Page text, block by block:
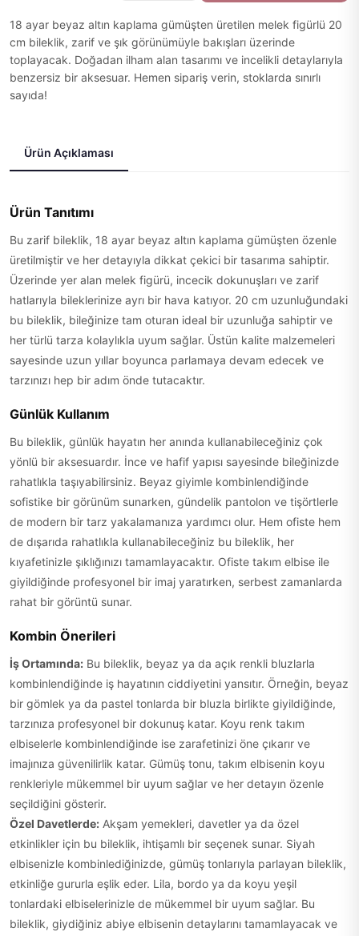
18 ayar beyaz altın kaplama gümüşten üretilen melek figürlü 20
cm bileklik, zarif ve şık görünümüyle bakışları üzerinde
toplayacak. Doğadan ilham alan tasarımı ve incelikli detaylarıyla
benzersiz bir aksesuar. Hemen sipariş verin, stoklarda sınırlı
sayıda!
Ürün Açıklaması
Ürün Tanıtımı
Bu zarif bileklik, 18 ayar beyaz altın kaplama gümüşten özenle
üretilmiştir ve her detayıyla dikkat çekici bir tasarıma sahiptir.
Üzerinde yer alan melek figürü, incecik dokunuşları ve zarif
hatlarıyla bileklerinize ayrı bir hava katıyor. 20 cm uzunluğundaki
bu bileklik, bileğinize tam oturan ideal bir uzunluğa sahiptir ve
her türlü tarza kolaylıkla uyum sağlar. Üstün kalite malzemeleri
sayesinde uzun yıllar boyunca parlamaya devam edecek ve
tarzınızı hep bir adım önde tutacaktır.
Günlük Kullanım
Bu bileklik, günlük hayatın her anında kullanabileceğiniz çok
yönlü bir aksesuardır. İnce ve hafif yapısı sayesinde bileğinizde
rahatlıkla taşıyabilirsiniz. Beyaz giyimle kombinlendiğinde
sofistike bir görünüm sunarken, gündelik pantolon ve tişörtlerle
de modern bir tarz yakalamanıza yardımcı olur. Hem ofiste hem
de dışarıda rahatlıkla kullanabileceğiniz bu bileklik, her
kıyafetinizle şıklığınızı tamamlayacaktır. Ofiste takım elbise ile
giyildiğinde profesyonel bir imaj yaratırken, serbest zamanlarda
rahat bir görüntü sunar.
Kombin Önerileri
İş Ortamında: Bu bileklik, beyaz ya da açık renkli bluzlarla
kombinlendiğinde iş hayatının ciddiyetini yansıtır. Örneğin, beyaz
bir gömlek ya da pastel tonlarda bir bluzla birlikte giyildiğinde,
tarzınıza profesyonel bir dokunuş katar. Koyu renk takım
elbiselerle kombinlendiğinde ise zarafetinizi öne çıkarır ve
imajınıza güvenilirlik katar. Gümüş tonu, takım elbisenin koyu
renkleriyle mükemmel bir uyum sağlar ve her detayın özenle
seçildiğini gösterir.
Özel Davetlerde: Akşam yemekleri, davetler ya da özel
etkinlikler için bu bileklik, ihtişamlı bir seçenek sunar. Siyah
elbisenizle kombinlediğinizde, gümüş tonlarıyla parlayan bileklik,
etkinliğe gururla eşlik eder. Lila, bordo ya da koyu yeşil
tonlardaki elbiselerinizle de mükemmel bir uyum sağlar. Bu
bileklik, giydiğiniz abiye elbisenin detaylarını tamamlayacak ve